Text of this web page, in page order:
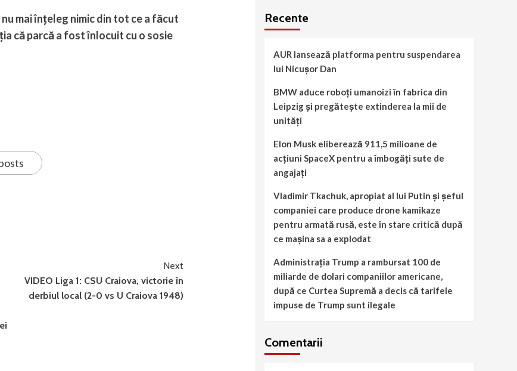
mai înțeleg nimic din tot ce a făcut
că parcă a fost înlocuit cu o sosie
Next
VIDEO Liga 1: CSU Craiova, victorie în
derbiul local (2-0 vs U Craiova 1948)
Recente
AUR lansează platforma pentru suspendarea
lui Nicușor Dan
BMW aduce roboți umanoizi în fabrica din
Leipzig și pregătește extinderea la mii de
unități
Elon Musk eliberează 911,5 milioane de
acțiuni SpaceX pentru a îmbogăți sute de
angajați
Vladimir Tkachuk, apropiat al lui Putin și șeful
companiei care produce drone kamikaze
pentru armată rusă, este în stare critică după
ce mașina sa a explodat
Administrația Trump a rambursat 100 de
miliarde de dolari companiilor americane,
după ce Curtea Supremă a decis că tarifele
impuse de Trump sunt ilegale
Comentarii